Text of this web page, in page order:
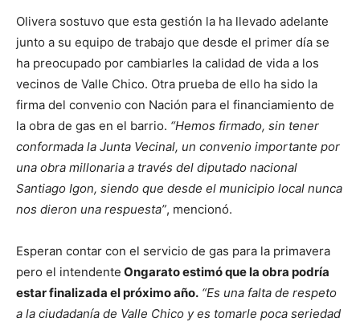
Olivera sostuvo que esta gestión la ha llevado adelante
junto a su equipo de trabajo que desde el primer día se
ha preocupado por cambiarles la calidad de vida a los
vecinos de Valle Chico. Otra prueba de ello ha sido la
firma del convenio con Nación para el financiamiento de
la obra de gas en el barrio. “Hemos firmado, sin tener
conformada la Junta Vecinal, un convenio importante por
una obra millonaria a través del diputado nacional
Santiago Igon, siendo que desde el municipio local nunca
nos dieron una respuesta”, mencionó.
Esperan contar con el servicio de gas para la primavera
pero el intendente Ongarato estimó que la obra podría
estar finalizada el próximo año. “Es una falta de respeto
a la ciudadanía de Valle Chico y es tomarle poca seriedad